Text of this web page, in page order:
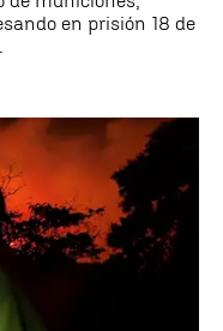
en prisión 18 de